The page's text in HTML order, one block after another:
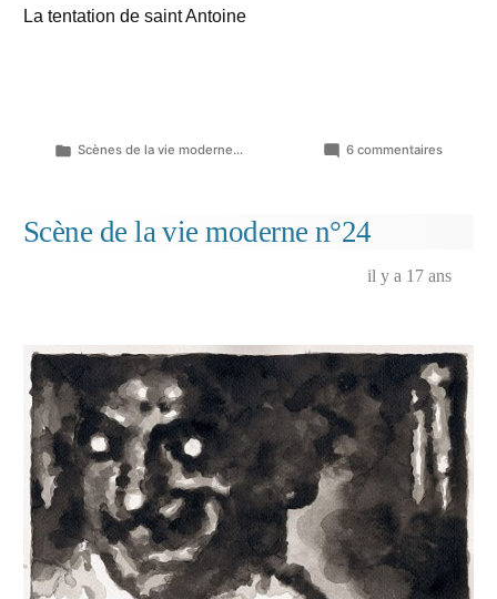
La tentation de saint Antoine
Publié
Scènes de la vie moderne... 6 commentairessur
n°25
Scène de la vie moderne n°24
il y a 17 ans